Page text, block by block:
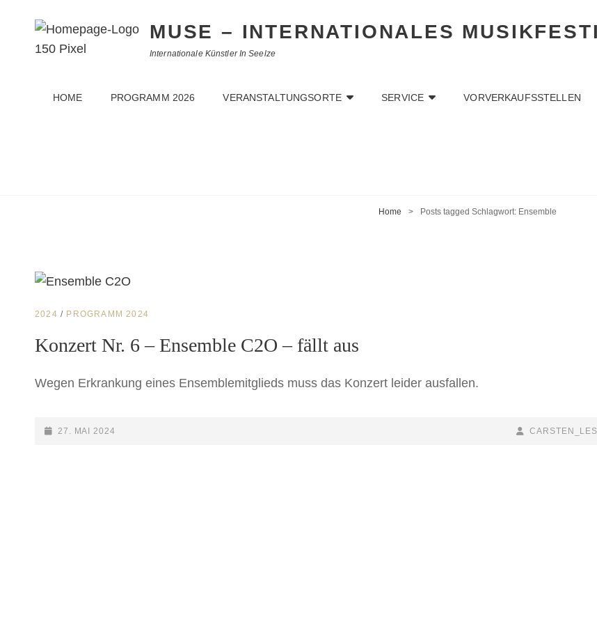
MUSE – INTERNATIONALES
Internationale Künstler In Seelze
HOME PROGRAMM 2026 VERANSTALTUNGSORTE SERVICE VORVERKAUFSSTELLEN
Home > Posts tagged Schlagwort: Ensemble
CAT
2024 / PROGRAMM 2024
Konzert Nr. 6 – Ensemble C2O – fällt aus
Wegen Erkrankung eines Ensemblemitglieds muss das Konzert leider ausfallen.
POSTED-
27. MAI 2024
BY
BYLINE